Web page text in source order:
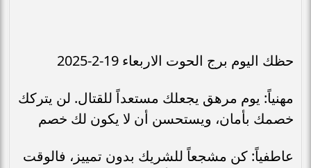
حظك اليوم برج الحوت الاربعاء 19-2-2025
مهنياً: يوم مرهق يجعلك مستعداً للقتال. لن يتركك
خصمك بأمان، ويستحسن أن لا يكون لك خصم
عاطفياً: كن مشجعاً للشريك بدون تمييز، فالوقت